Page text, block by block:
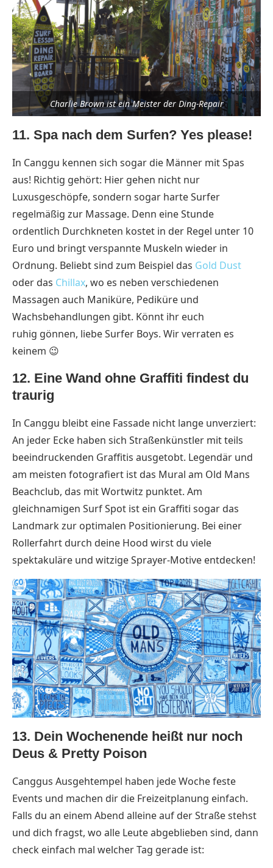
Charlie Brown ist ein Meister der Ding-Repair
11. Spa nach dem Surfen? Yes please!
In Canggu kennen sich sogar die Männer mit Spas
aus! Richtig gehört: Hier gehen nicht nur
Luxusgeschöpfe, sondern sogar harte Surfer
regelmäßig zur Massage. Denn eine Stunde
ordentlich Durchkneten kostet in der Regel unter 10
Euro und bringt verspannte Muskeln wieder in
Ordnung. Beliebt sind zum Beispiel das Gold Dust
oder das Chillax, wo es neben verschiedenen
Massagen auch Maniküre, Pediküre und
Wachsbehandlungen gibt. Könnt ihr euch
ruhig gönnen, liebe Surfer Boys. Wir verraten es
keinem 😉
12. Eine Wand ohne Graffiti findest du
traurig
In Canggu bleibt eine Fassade nicht lange unverziert:
An jeder Ecke haben sich Straßenkünstler mit teils
beeindruckenden Graffitis ausgetobt. Legendär und
am meisten fotografiert ist das Mural am Old Mans
Beachclub, das mit Wortwitz punktet. Am
gleichnamigen Surf Spot ist ein Graffiti sogar das
Landmark zur optimalen Positionierung. Bei einer
Rollerfahrt durch deine Hood wirst du viele
spektakuläre und witzige Sprayer-Motive entdecken!
13. Dein Wochenende heißt nur noch
Deus & Pretty Poison
Canggus Ausgehtempel haben jede Woche feste
Events und machen dir die Freizeitplanung einfach.
Falls du an einem Abend alleine auf der Straße stehst
und dich fragst, wo alle Leute abgeblieben sind, dann
check einfach mal welcher Tag gerade ist: